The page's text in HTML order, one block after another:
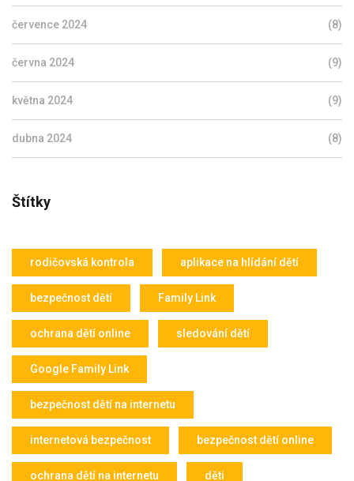
července 2024 (8)
června 2024 (9)
května 2024 (9)
dubna 2024 (8)
Štítky
rodičovská kontrola aplikace na hlídání dětí
bezpečnost dětí Family Link
ochrana dětí online sledování dětí
Google Family Link
bezpečnost dětí na internetu
internetová bezpečnost bezpečnost dětí online
ochrana dětí na internetu děti